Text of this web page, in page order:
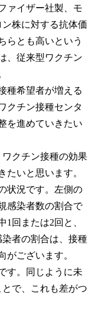
ァイザー社製、モ
株に対する抗体価
らとも高いという
、従来型ワクチン
種希望者が増える
クチン接種センタ
を進めていきたい
クチン接種の効果
たいと思います。
状況です。左側の
感染者数の割合で
1回または2回と、
者の割合は、接種
がございます。
す。同じように未
で、これも差がつ